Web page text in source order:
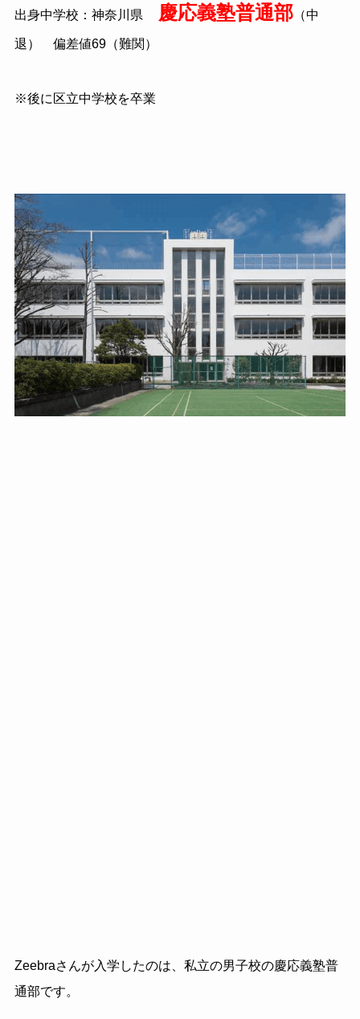
出身中学校：神奈川県 慶応義塾普通部（中
退） 偏差値69（難関）
※後に区立中学校を卒業
Zeebraさんが入学したのは、私立の男子校の慶応義塾普
通部です。